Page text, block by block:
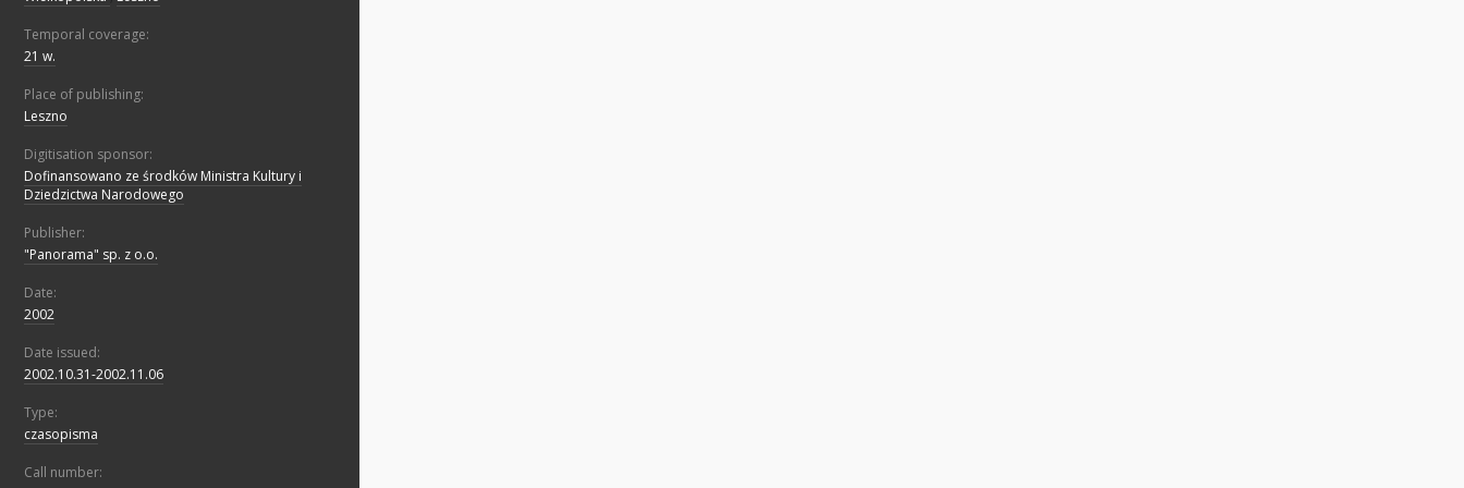
Temporal coverage:
21 w.
Place of publishing:
Leszno
Digitisation sponsor:
Dofinansowano ze środków Ministra Kultury i
Dziedzictwa Narodowego
Publisher:
"Panorama" sp. z o.o.
Date:
2002
Date issued:
2002.10.31-2002.11.06
Type:
czasopisma
Call number: